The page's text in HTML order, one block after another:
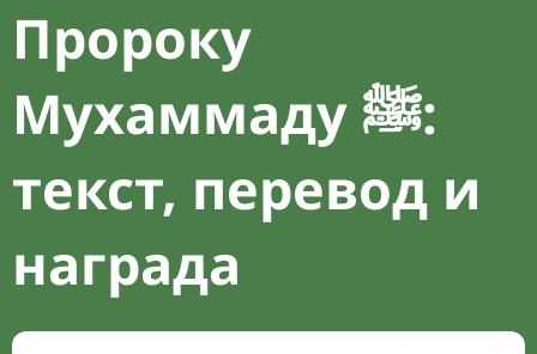
Пророку
Мухаммаду ﷺ:
текст, перевод и
награда